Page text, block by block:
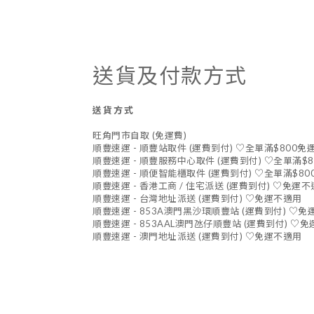
送貨及付款方式
送貨方式
旺角門市自取 (免運費)
順豐速運 - 順豐站取件 (運費到付) ♡全單滿$800免
順豐速運 - 順豐服務中心取件 (運費到付) ♡全單滿
順豐速運 - 順便智能櫃取件 (運費到付) ♡全單滿
順豐速運 - 香港工商 / 住宅派送 (運費到付) ♡免運不
順豐速運 - 台灣地址派送 (運費到付) ♡免運不適用
順豐速運 - 853A澳門黑沙環順豐站 (運費到付) ♡免
順豐速運 - 853AAL澳門氹仔順豐站 (運費到付) ♡免
順豐速運 - 澳門地址派送 (運費到付) ♡免運不適用